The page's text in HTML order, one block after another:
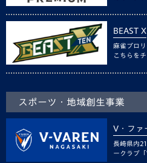
BEAST X
麻雀プロ
こちらをチ
スポーツ・地域創生事業
V・ファ
長崎県内
ークラブ